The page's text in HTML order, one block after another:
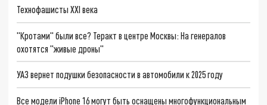
Технофашисты XXI века
"Кротами" были все? Теракт в центре Москвы: На генералов
охотятся "живые дроны"
УАЗ вернет подушки безопасности в автомобили к 2025 году
Все модели iPhone 16 могут быть оснащены многофункциональным